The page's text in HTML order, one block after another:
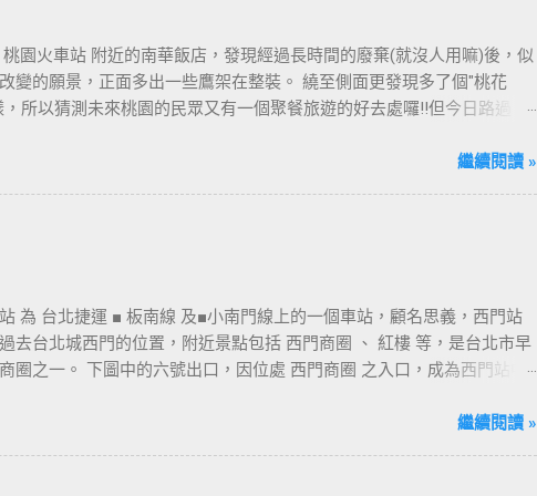
園火車站 附近的南華飯店，發現經過長時間的廢棄(就沒人用嘛)後，似
變的願景，正面多出一些鷹架在整裝。 繞至側面更發現多了個"桃花
所以猜測未來桃園的民眾又有一個聚餐旅遊的好去處囉!!但今日路過
繼續閱讀 »
為 台北捷運 ■ 板南線 及■小南門線上的一個車站，顧名思義，西門站
去台北城西門的位置，附近景點包括 西門商圈 、 紅樓 等，是台北市早
圈之一。 下圖中的六號出口，因位處 西門商圈 之入口，成為西門站中
出口&西門町商圈 板南線上車站 [ 永寧站 ] - [ 土城站 ] - [ 海山站 ] - [ 亞
繼續閱讀 »